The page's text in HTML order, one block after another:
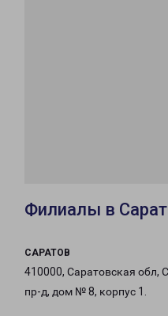
Филиалы в
САРАТОВ
410000, Саратовская обл,
пр-д, дом № 8, корпус 1.